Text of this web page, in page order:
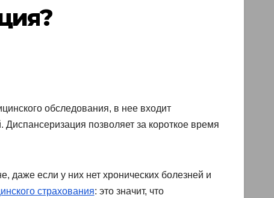
обследования, в нее входит
позволяет за короткое время
если у них нет хронических болезней и
страхования: это значит, что